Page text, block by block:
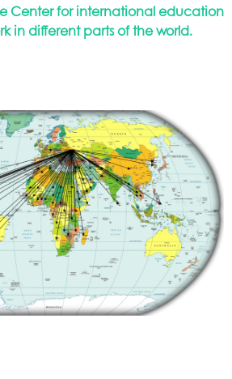
Center for international education
in different parts of the world.